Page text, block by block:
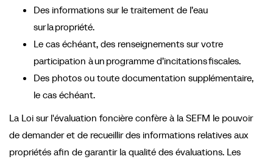
Des informations sur le traitement de l’eau
sur la propriété.
Le cas échéant, des renseignements sur votre
participation à un programme d’incitations fiscales.
Des photos ou toute documentation supplémentaire,
le cas échéant.
La Loi sur l'évaluation foncière confère à la SEFM le pouvoir
de demander et de recueillir des informations relatives aux
propriétés afin de garantir la qualité des évaluations. Les